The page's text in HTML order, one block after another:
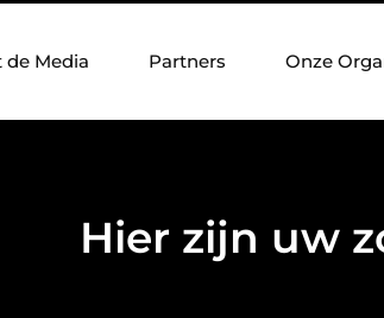
de Media Partners Onze
Hier zijn uw